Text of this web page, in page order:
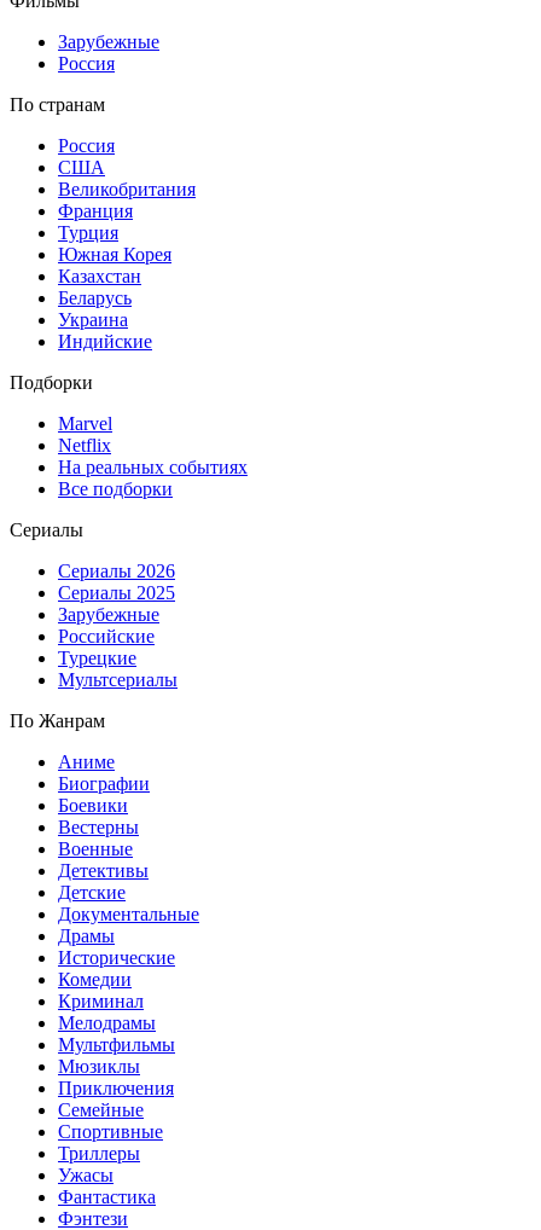
Зарубежные
Россия
По странам
Россия
США
Великобритания
Франция
Турция
Южная Корея
Казахстан
Беларусь
Украина
Индийские
Подборки
Marvel
Netflix
На реальных событиях
Все подборки
Сериалы
Сериалы 2026
Сериалы 2025
Зарубежные
Российские
Турецкие
Мультсериалы
По Жанрам
Аниме
Биографии
Боевики
Вестерны
Военные
Детективы
Детские
Документальные
Драмы
Исторические
Комедии
Криминал
Мелодрамы
Мультфильмы
Мюзиклы
Приключения
Семейные
Спортивные
Триллеры
Ужасы
Фантастика
Фэнтези